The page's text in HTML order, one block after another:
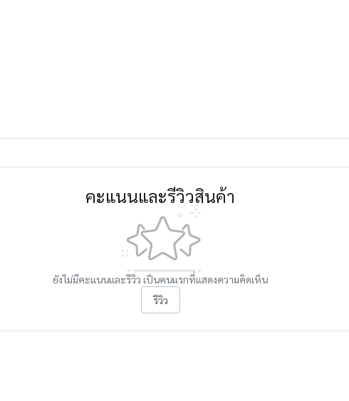
คะแนนและรีวิวสินค้า
ยังไม่มีคะแนนและรีวิว เป็นคนแรกที่แสดงความคิดเห็น
รีวิว